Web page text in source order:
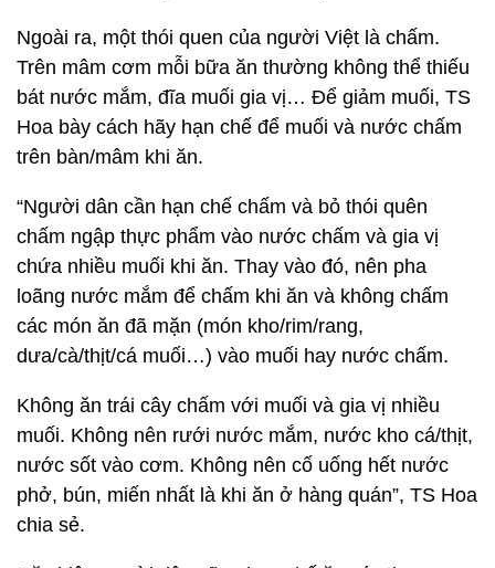
Ngoài ra, một thói quen của người Việt là chấm.
Trên mâm cơm mỗi bữa ăn thường không thể thiếu
bát nước mắm, đĩa muối gia vị… Để giảm muối, TS
Hoa bày cách hãy hạn chế để muối và nước chấm
trên bàn/mâm khi ăn.
“Người dân cần hạn chế chấm và bỏ thói quên
chấm ngập thực phẩm vào nước chấm và gia vị
chứa nhiều muối khi ăn. Thay vào đó, nên pha
loãng nước mắm để chấm khi ăn và không chấm
các món ăn đã mặn (món kho/rim/rang,
dưa/cà/thịt/cá muối…) vào muối hay nước chấm.
Không ăn trái cây chấm với muối và gia vị nhiều
muối. Không nên rưới nước mắm, nước kho cá/thịt,
nước sốt vào cơm. Không nên cố uống hết nước
phở, bún, miến nhất là khi ăn ở hàng quán”, TS Hoa
chia sẻ.